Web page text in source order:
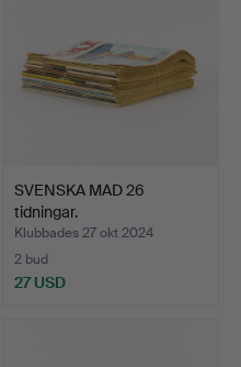
SVENSKA MAD 26
tidningar.
Klubbades 27 okt 2024
2 bud
27 USD